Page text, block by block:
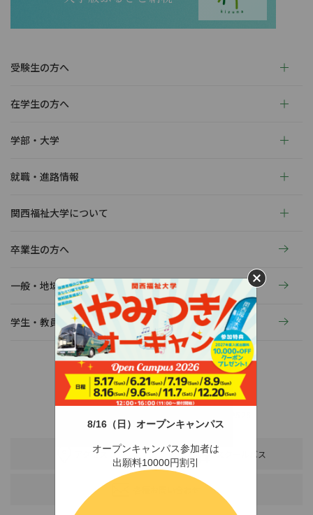
8/16（日）オープンキャンパス
オープンキャンパス参加者は
出願料10000円割引
受験生の方へ
在学生の方へ
学部・大学
就職・進路情報
関西福祉大学について
卒業生の方へ
一般・地域の方へ
学生・教員の活動
〒678-0255 兵庫県赤穂市新田380-3
アクセス スクールバス